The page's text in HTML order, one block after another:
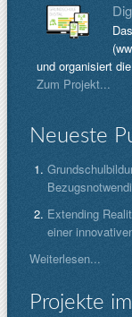
und organisiert
Zum Projekt...
Neueste
Extending
einer
Weiterlesen...
Projekte